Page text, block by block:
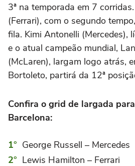
3ª na temporada em 7
(Ferrari), com o segundo
fila. Kimi Antonelli (Mercedes),
e o atual campeão mundial,
(McLaren), largam logo atrás,
Bortoleto, partirá da 12ª
Confira o grid de largada
Barcelona:
George Russell – Mercedes
Lewis Hamilton – Ferrari